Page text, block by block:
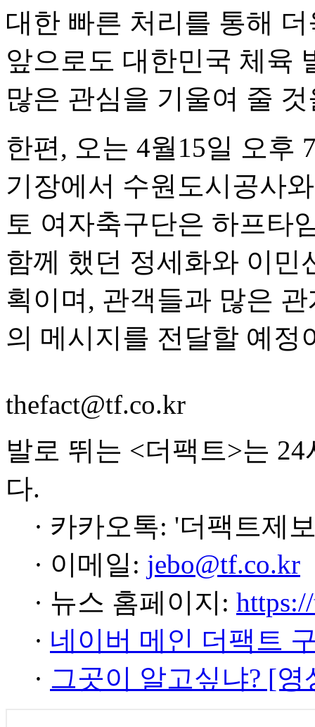
대한 빠른 처리를 통해
앞으로도 대한민국 체육
많은 관심을 기울여 줄
한편, 오는 4월15일 오후
기장에서 수원도시공사
토 여자축구단은 하프타
함께 했던 정세화와 이민
획이며, 관객들과 많은
의 메시지를 전달할 예정
thefact@tf.co.kr
발로 뛰는 <더팩트>는
다.
· 카카오톡: '더팩트제
· 이메일: jebo@tf.co.kr
· 뉴스 홈페이지:
· 네이버 메인 더팩트
· 그곳이 알고싶냐? [